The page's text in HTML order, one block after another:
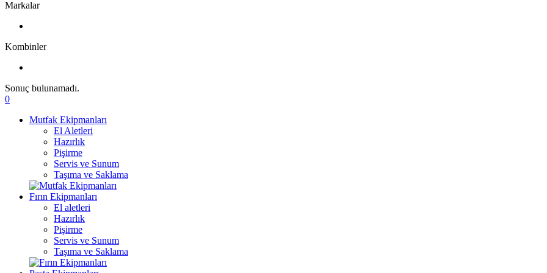
Markalar
Kombinler
Sonuç bulunamadı.
0
Mutfak Ekipmanları
El Aletleri
Hazırlık
Pişirme
Servis ve Sunum
Taşıma ve Saklama
Fırın Ekipmanları
El aletleri
Hazırlık
Pişirme
Servis ve Sunum
Taşıma ve Saklama